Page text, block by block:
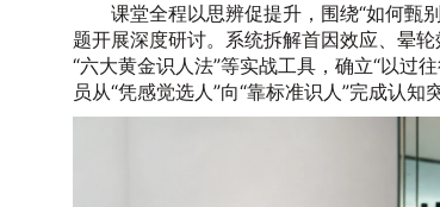
课堂全程以思辨促提升，围绕“如何甄
题开展深度研讨。系统拆解首因效应、晕
“六大黄金识人法”等实战工具，确立“以过
员从“凭感觉选人”向“靠标准识人”完成认知突